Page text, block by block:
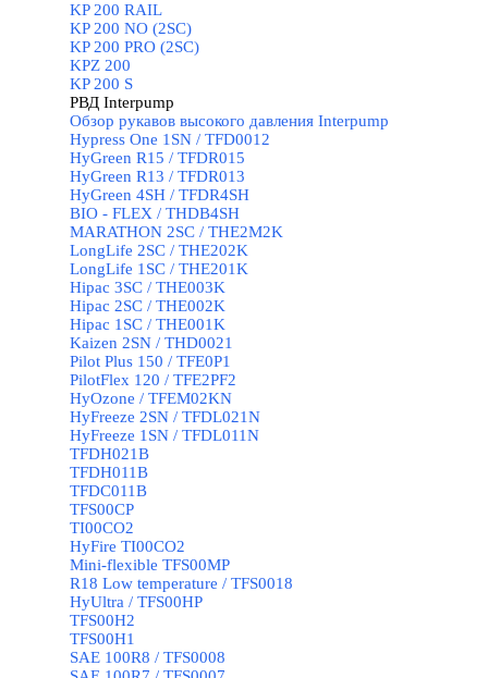
KP 200 RAIL
KP 200 NO (2SC)
KP 200 PRO (2SC)
KPZ 200
KP 200 S
РВД Interpump
Обзор рукавов высокого давления Interpump
Hypress One 1SN / TFD0012
HyGreen R15 / TFDR015
HyGreen R13 / TFDR013
HyGreen 4SH / TFDR4SH
BIO - FLEX / THDB4SH
MARATHON 2SC / THE2M2K
LongLife 2SC / THE202K
LongLife 1SC / THE201K
Hipac 3SC / THE003K
Hipac 2SC / THE002K
Hipac 1SC / THE001K
Kaizen 2SN / THD0021
Pilot Plus 150 / TFE0P1
PilotFlex 120 / TFE2PF2
HyOzone / TFEM02KN
HyFreeze 2SN / TFDL021N
HyFreeze 1SN / TFDL011N
TFDH021B
TFDH011B
TFDC011B
TFS00CP
TI00CO2
HyFire TI00CO2
Mini-flexible TFS00MP
R18 Low temperature / TFS0018
HyUltra / TFS00HP
TFS00H2
TFS00H1
SAE 100R8 / TFS0008